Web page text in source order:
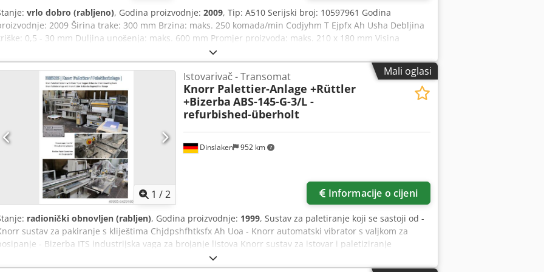
vrlo dobro (rabljeno), Godina proizvodnje: 2009, Tip: A510 Serijski broj: 10597961 Godina
2009 Širina trake: 300 mm Brzina: maks. 250 komada/min Codjyhm T Ejpfx Ah Usha Debljina
0,5 - 30 mm Duljina unošenja: maks. 600 mm Promjer proizvoda: maks. 210 x 180 mm Visina
slaganja: maks. 60 mm Promjer noža: 420 mm Snaga: 3 x 400 V, 50 Hz, 2,3 kW Dimenzije: 2350 x 800 x 1850
Težina: 420 kg
Mali oglasi
1 /2
Dinslaken 952 km
Istovarivač - Transomat
Knorr Palettier-Anlage +Rüttler
+Bizerba ABS-145-G-3/L -
refurbished-überholt
Informacije o cijeni
radionički obnovljen (rabljen), Godina proizvodnje: 1999, Sustav za paletiranje koji se sastoji od -
sustav za pakiranje s kliještima Chjdpshfhtksfx Ah Uoa - Knorr automatski vibrator s valjkom za
- Bizerba ITS industrijska vaga za brojanje listova Knorr sustav za istovar i paletiziranje
prebrojanih listova Papir se broji na vibracionom stolu s Bizerba papirnom vagom, ravna u vibratoru i
valjkom za širenje. Knorr istovarivač hvata hrpe papira kliještima i postavlja ih na palete s